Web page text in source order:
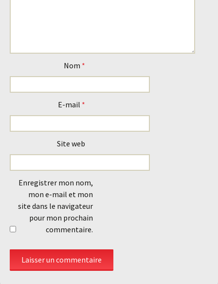
Nom *
E-mail *
Site web
Enregistrer mon nom,
mon e-mail et mon
site dans le navigateur
pour mon prochain
commentaire.